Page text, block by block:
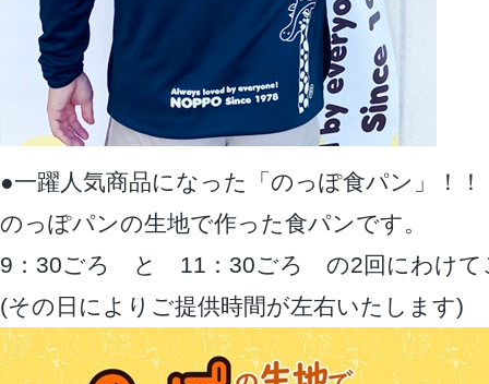
●一躍人気商品になった「のっぽ食パン」！！
のっぽパンの生地で作った食パンです。
9：30ごろ と 11：30ごろ の2回にわけて
(その日によりご提供時間が左右いたします)